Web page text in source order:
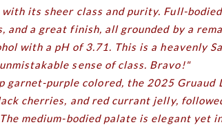
its sheer class and purity. Full-
and a great finish, all grounded by a
with a pH of 3.71. This is a heavenly
sense of class. Bravo!"
garnet-purple colored, the 2025 Gruaud
cherries, and red currant jelly,
medium-bodied palate is elegant yet